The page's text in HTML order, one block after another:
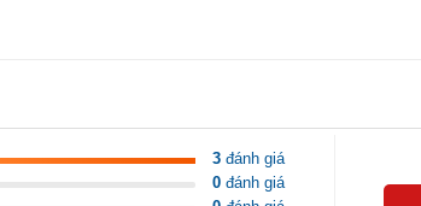
3 đánh giá
0 đánh giá